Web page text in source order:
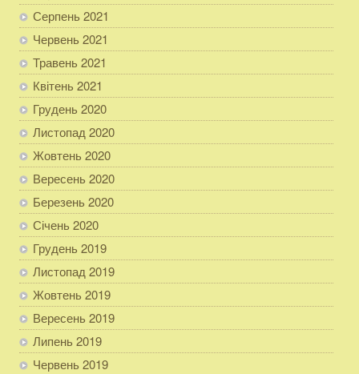
Серпень 2021
Червень 2021
Травень 2021
Квітень 2021
Грудень 2020
Листопад 2020
Жовтень 2020
Вересень 2020
Березень 2020
Січень 2020
Грудень 2019
Листопад 2019
Жовтень 2019
Вересень 2019
Липень 2019
Червень 2019